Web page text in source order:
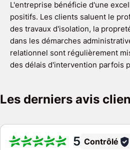
L'entreprise bénéficie d'une
positifs. Les clients saluent le
des travaux d'isolation, la
dans les démarches
relationnel sont régulièrement
des délais d'intervention parfois
Les derniers avis
5 Contrôlé